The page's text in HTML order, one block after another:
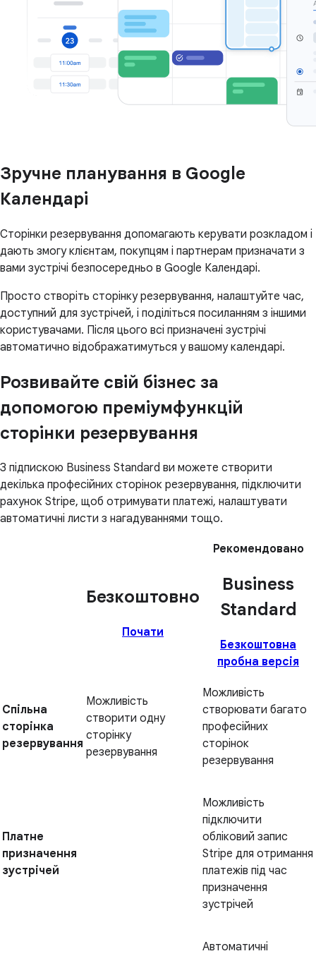
Зручне планування в Google
Календарі
Сторінки резервування допомагають керувати розкладом і
дають змогу клієнтам, покупцям і партнерам призначати з
вами зустрічі безпосередньо в Google Календарі.
Просто створіть сторінку резервування, налаштуйте час,
доступний для зустрічей, і поділіться посиланням з іншими
користувачами. Після цього всі призначені зустрічі
автоматично відображатимуться у вашому календарі.
Розвивайте свій бізнес за
допомогою преміумфункцій
сторінки резервування
З підпискою Business Standard ви можете створити
декілька професійних сторінок резервування, підключити
рахунок Stripe, щоб отримувати платежі, налаштувати
автоматичні листи з нагадуваннями тощо.
Безкоштовно
Почати
Рекомендовано
Business
Standard
Безкоштовна
пробна версія
Спільна
сторінка
резервування
Можливість
створити одну
сторінку
резервування
Можливість
створювати багато
професійних
сторінок
резервування
Платне
призначення
зустрічей
Можливість
підключити
обліковий запис
Stripe для отримання
платежів під час
призначення
зустрічей
Автоматичні